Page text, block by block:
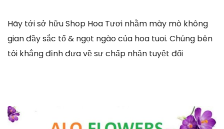
Hãy tới sở hữu Shop Hoa Tươi nhằm mày mò không
gian đầy sắc tố & ngọt ngào của hoa tuoi. Chúng bên
tôi khẳng định đưa về sự chấp nhận tuyệt đối